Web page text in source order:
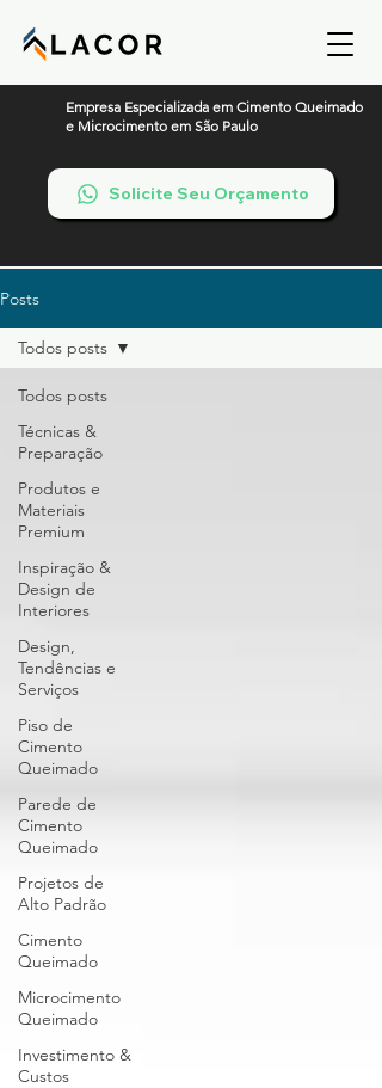
Empresa Especializada em Cimento Queimado
e Microcimento em São Paulo
Solicite Seu Orçamento
Posts
Todos posts
Técnicas &
Preparação
Produtos e
Materiais
Premium
Inspiração &
Design de
Interiores
Design,
Tendências e
Serviços
Piso de
Cimento
Queimado
Parede de
Cimento
Queimado
Projetos de
Alto Padrão
Cimento
Queimado
Microcimento
Queimado
Investimento &
Custos
Todos posts